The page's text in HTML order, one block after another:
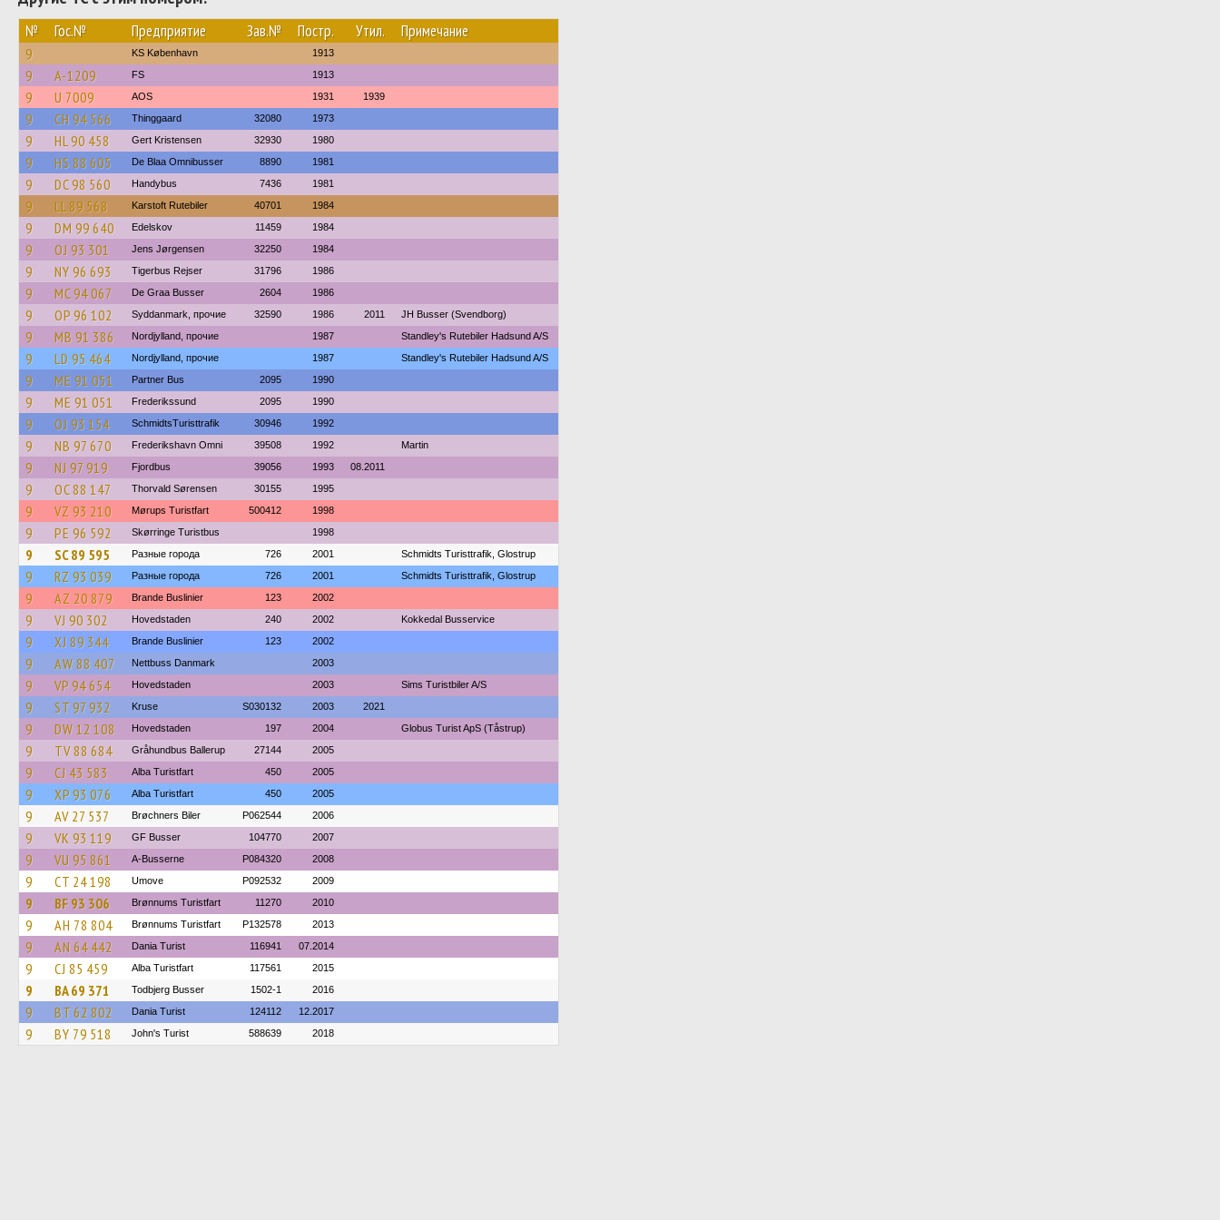
№ Гос.№ Предприятие Зав.№ Постр. Утил. Примечание
9 KS København 1913
9 A-1209 FS 1913
9 U 7009 AOS 1931 1939
9 CH 94 566 Thinggaard 32080 1973
9 HL 90 458 Gert Kristensen 32930 1980
9 HS 88 605 De Blaa Omnibusser 8890 1981
9 DC 98 560 Handybus 7436 1981
9 LL 89 568 Karstoft Rutebiler 40701 1984
9 DM 99 640 Edelskov 11459 1984
9 OJ 93 301 Jens Jørgensen 32250 1984
9 NY 96 693 Tigerbus Rejser 31796 1986
9 MC 94 067 De Graa Busser 2604 1986
9 OP 96 102 Syddanmark, прочие 32590 1986 2011 JH Busser (Svendborg)
9 MB 91 386 Nordjylland, прочие 1987 Standley's Rutebiler Hadsund A/S
9 LD 95 464 Nordjylland, прочие 1987 Standley's Rutebiler Hadsund A/S
9 ME 91 051 Partner Bus 2095 1990
9 ME 91 051 Frederikssund 2095 1990
9 OJ 93 154 SchmidtsTuristtrafik 30946 1992
9 NB 97 670 Frederikshavn Omni 39508 1992 Martin
9 NJ 97 919 Fjordbus 39056 1993 08.2011
9 OC 88 147 Thorvald Sørensen 30155 1995
9 VZ 93 210 Mørups Turistfart 500412 1998
9 PE 96 592 Skørringe Turistbus 1998
9 SC 89 595 Разные города 726 2001 Schmidts Turisttrafik, Glostrup
9 RZ 93 039 Разные города 726 2001 Schmidts Turisttrafik, Glostrup
9 AZ 20 879 Brande Buslinier 123 2002
9 VJ 90 302 Hovedstaden 240 2002 Kokkedal Busservice
9 XJ 89 344 Brande Buslinier 123 2002
9 AW 88 407 Nettbuss Danmark 2003
9 VP 94 654 Hovedstaden 2003 Sims Turistbiler A/S
9 ST 97 932 Kruse S030132 2003 2021
9 DW 12 108 Hovedstaden 197 2004 Globus Turist ApS (Tåstrup)
9 TV 88 684 Gråhundbus Ballerup 27144 2005
9 CJ 43 583 Alba Turistfart 450 2005
9 XP 93 076 Alba Turistfart 450 2005
9 AV 27 537 Brøchners Biler P062544 2006
9 VK 93 119 GF Busser 104770 2007
9 VU 95 861 A-Busserne P084320 2008
9 CT 24 198 Umove P092532 2009
9 BF 93 306 Brønnums Turistfart 11270 2010
9 AH 78 804 Brønnums Turistfart P132578 2013
9 AN 64 442 Dania Turist 116941 07.2014
9 CJ 85 459 Alba Turistfart 117561 2015
9 BA 69 371 Todbjerg Busser 1502-1 2016
9 BT 62 802 Dania Turist 124112 12.2017
9 BY 79 518 John's Turist 588639 2018